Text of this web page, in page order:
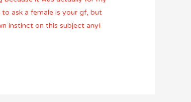
ask a female is your gf, but
instinct on this subject any!